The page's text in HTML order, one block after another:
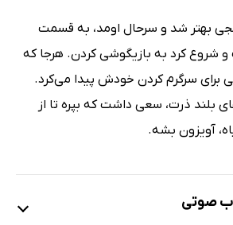
بهتر شد و سرحال اومد، به قسمت
و شروع کرد به بازیگوشی کردن. هرجا که
برای سرگرم کردن خودش پیدا می‌کرد.
بلند ذرت، سعی داشت که بپره تا از
آویزون بشه.
صوتی